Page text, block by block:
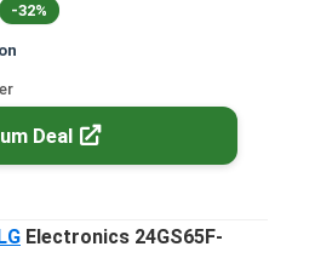
-32%
Deal
Electronics 24GS65F-